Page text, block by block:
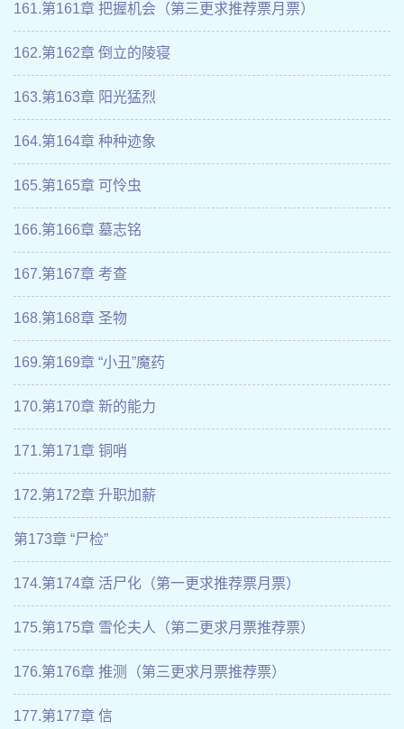
161.第161章 把握机会（第三更求推荐票月票）
162.第162章 倒立的陵寝
163.第163章 阳光猛烈
164.第164章 种种迹象
165.第165章 可怜虫
166.第166章 墓志铭
167.第167章 考查
168.第168章 圣物
169.第169章 “小丑”魔药
170.第170章 新的能力
171.第171章 铜哨
172.第172章 升职加薪
第173章 “尸检”
174.第174章 活尸化（第一更求推荐票月票）
175.第175章 雪伦夫人（第二更求月票推荐票）
176.第176章 推测（第三更求月票推荐票）
177.第177章 信